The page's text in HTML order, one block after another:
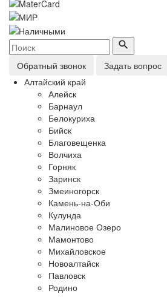
Обратный звонок
Задать вопрос
Алтайский край
Алейск
Барнаул
Белокуриха
Бийск
Благовещенка
Волчиха
Горняк
Заринск
Змеиногорск
Камень-на-Оби
Кулунда
Малиновое Озеро
Мамонтово
Михайловское
Новоалтайск
Павловск
Родино